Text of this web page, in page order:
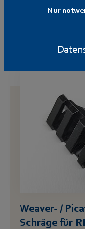
Nur
Noblex, etc.
Weaver- /
Schräge für